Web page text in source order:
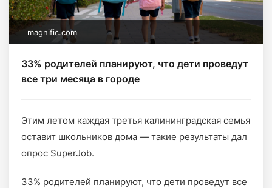
magnific.com
33% родителей планируют, что дети проведут
все три месяца в городе
Этим летом каждая третья калининградская семья
оставит школьников дома — такие результаты дал
опрос SuperJob.
33% родителей планируют, что дети проведут все